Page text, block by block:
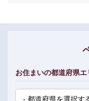
お住まいの都道府県エ